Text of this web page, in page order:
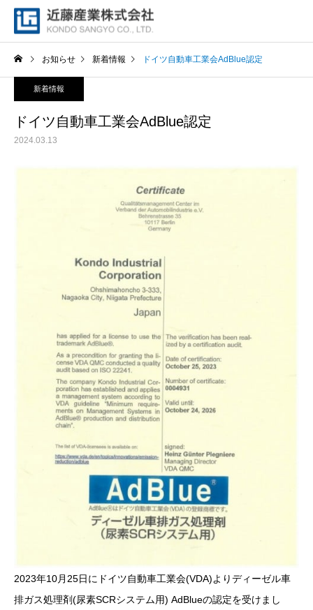
お知らせ 新着情報 ドイツ自動車工業会AdBlue認定
ドイツ自動車工業会AdBlue認定
2024.03.13
新着情報
2023年10月25日にドイツ自動車工業会(VDA)よりディーゼル車
排ガス処理剤(尿素SCRシステム用) AdBlueの認定を受けまし